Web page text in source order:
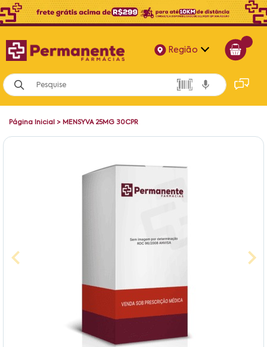
Região
Alagoas
Bahia
Página Inicial > MENSYVA 25MG 30CPR